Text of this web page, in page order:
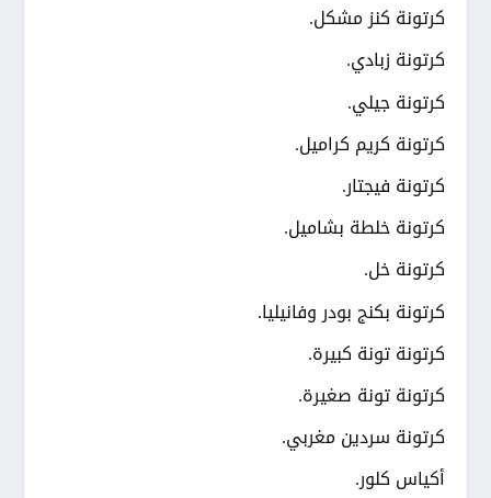
كرتونة كنز مشكل.
كرتونة زبادي.
كرتونة جيلي.
كرتونة كريم كراميل.
كرتونة فيجتار.
كرتونة خلطة بشاميل.
كرتونة خل.
كرتونة بكنج بودر وفانيليا.
كرتونة تونة كبيرة.
كرتونة تونة صغيرة.
كرتونة سردين مغربي.
أكياس كلور.